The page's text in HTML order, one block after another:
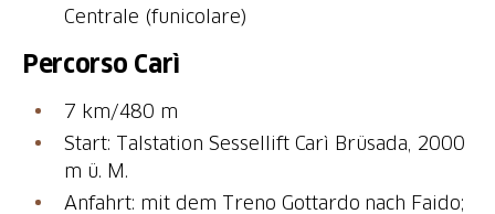
Centrale (funicolare)
Percorso Carì
7 km/480 m
Start: Talstation Sessellift Carì Brüsada, 2000
m ü. M.
Anfahrt: mit dem Treno Gottardo nach Faido;